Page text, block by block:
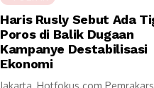
Haris Rusly Sebut Ada
Poros di Balik Dugaan
Kampanye Destabilisasi
Ekonomi
Jakarta, Hotfokus.com